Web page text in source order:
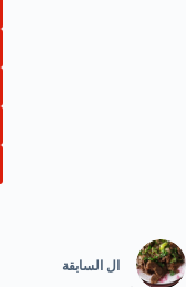
ال السابقة